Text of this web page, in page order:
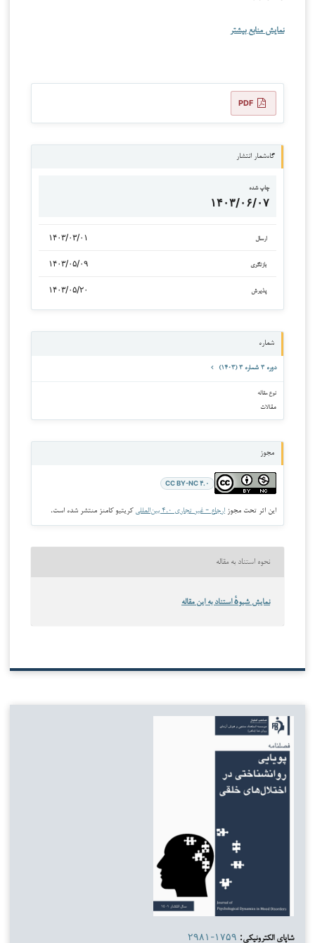
نمایش منابع بیشتر
PDF
گاه‌شمار انتشار
چاپ شده
۱۴۰۳/۰۶/۰۷
ارسال ۱۴۰۳/۰۳/۰۱
بازنگری ۱۴۰۳/۰۵/۰۹
پذیرش ۱۴۰۳/۰۵/۲۰
شماره
دوره ۳ شماره ۳ (۱۴۰۳)
نوع مقاله
مقالات
مجوز
CC BY-NC ۴.۰
این اثر تحت مجوز ارجاع - غیر تجاری ۴.۰ بین‌المللی کریتیو کامنز منتشر شده است.
نحوه استناد به مقاله
نمایش شیوهٔ استناد به این مقاله
شاپای الکترونیکی: ۲۹۸۱-۱۷۵۹